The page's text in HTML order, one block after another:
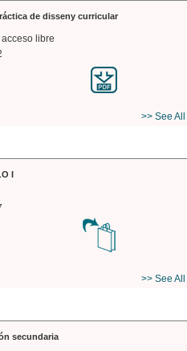
de disseny curricular
libre
>> See All
I
>> See All
secundaria